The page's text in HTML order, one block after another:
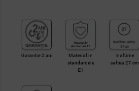
Garantie 2 ani
Material in
standardele
E1
Inaltime
saltea 27 cm